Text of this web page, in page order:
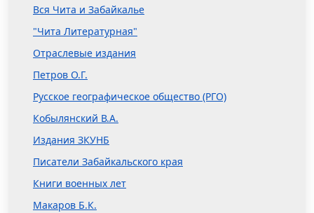
Вся Чита и Забайкалье
"Чита Литературная"
Отраслевые издания
Петров О.Г.
Русское географическое общество (РГО)
Кобылянский В.А.
Издания ЗКУНБ
Писатели Забайкальского края
Книги военных лет
Макаров Б.К.